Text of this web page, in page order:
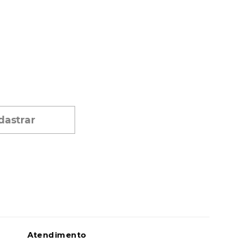
Atendimento